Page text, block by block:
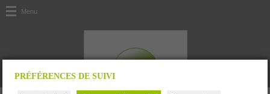
PRÉFÉRENCES DE SUIVI
Menu